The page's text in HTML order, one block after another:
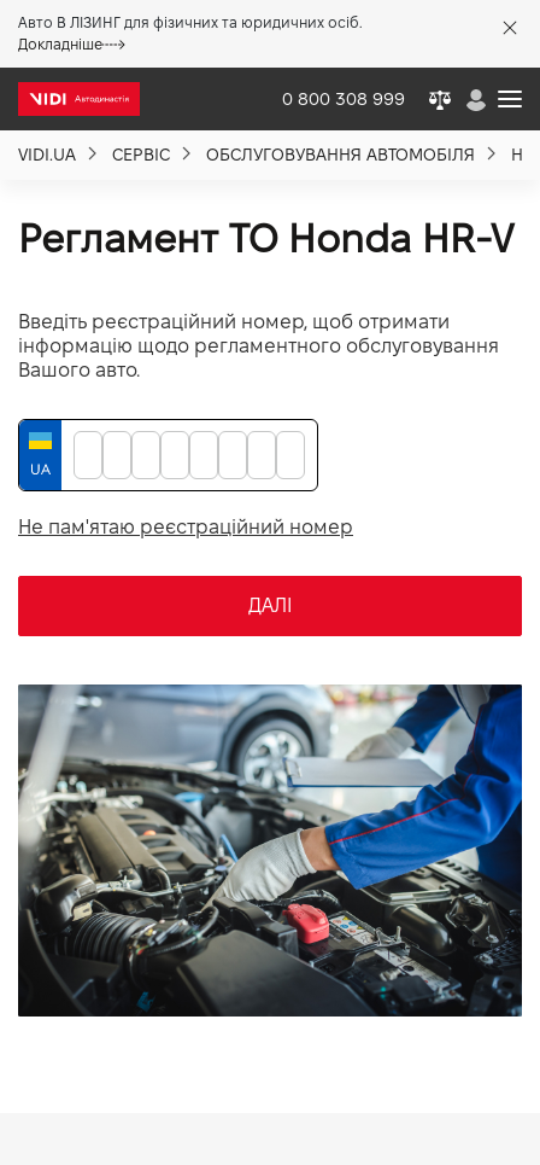
Авто В ЛІЗИНГ для фізичних та юридичних осіб.
Докладніше
0 800 308 999
VIDI.UA СЕРВІС ОБСЛУГОВУВАННЯ АВТОМОБІЛЯ
Регламент ТО Honda HR-V
Введіть реєстраційний номер, щоб отримати
інформацію щодо регламентного обслуговування
Вашого авто.
Не пам'ятаю реєстраційний номер
ДАЛІ
Акції %
Новини
Вакансії
Контакти
Підпишись на наш канал та слідкуй за
акціями, послугами та новинками